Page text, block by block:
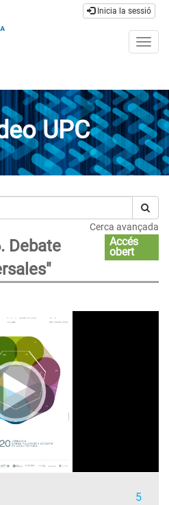
Inicia la sessió
UPC
Cerca avançada
Debate
Accés
obert
5